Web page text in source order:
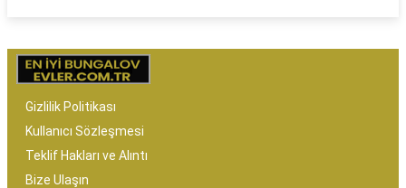
Gizlilik Politikası
Kullanıcı Sözleşmesi
Teklif Hakları ve Alıntı
Bize Ulaşın